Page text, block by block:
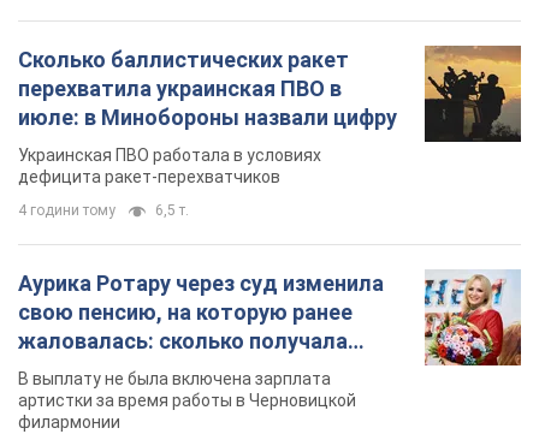
Сколько баллистических ракет
перехватила украинская ПВО в
июле: в Минобороны назвали цифру
Украинская ПВО работала в условиях
дефицита ракет-перехватчиков
4 години тому 6,5 т.
Аурика Ротару через суд изменила
свою пенсию, на которую ранее
жаловалась: сколько получала
певица
В выплату не была включена зарплата
артистки за время работы в Черновицкой
филармонии